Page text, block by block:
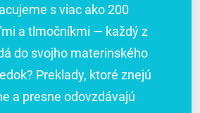
s viac ako 200
a tlmočníkmi — každý z
do svojho materinského
Preklady, ktoré znejú
a presne odovzdávajú